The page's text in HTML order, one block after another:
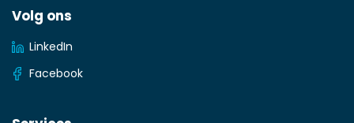
Volg ons
LinkedIn
Facebook